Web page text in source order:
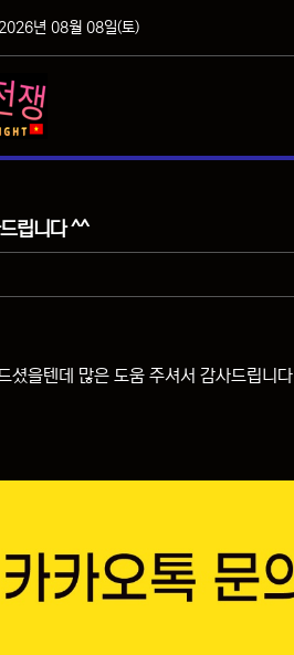
년 08월 08일(토)
립니다 ^^
셨을텐데 많은 도움 주셔서 감사드립니다